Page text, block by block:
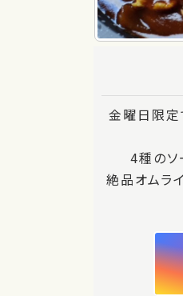
金曜日限
4種のソ
絶品オムラ